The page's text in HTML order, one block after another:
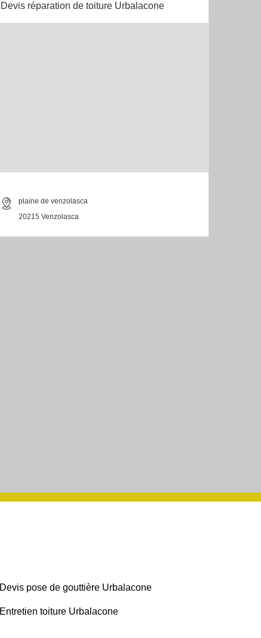
Devis réparation de toiture Urbalacone
plaine de venzolasca
20215 Venzolasca
Devis pose de gouttière Urbalacone
Entretien toiture Urbalacone